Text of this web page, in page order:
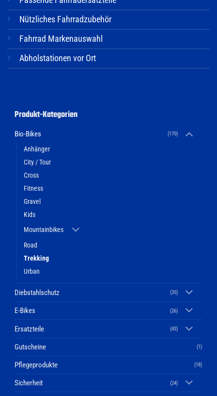
Nützliches Fahrradzubehör
Fahrrad Markenauswahl
Abholstationen vor Ort
Produkt-Kategorien
Bio-Bikes (170)
Anhänger
City / Tour
Cross
Fitness
Gravel
Kids
Mountainbikes
Road
Trekking
Urban
Diebstahlschutz (35)
E-Bikes (26)
Ersatzteile (43)
Gutscheine (1)
Pflegeprodukte (18)
Sicherheit (24)